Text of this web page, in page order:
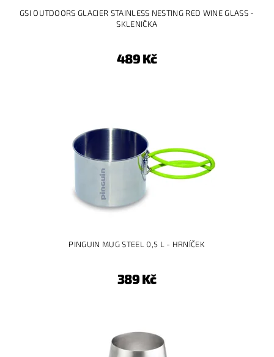
GSI OUTDOORS GLACIER STAINLESS NESTING RED WINE GLASS -
SKLENIČKA
489 Kč
PINGUIN MUG STEEL 0,5 L - HRNÍČEK
389 Kč